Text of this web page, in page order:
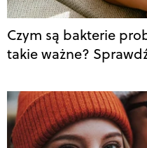
Czym są bakterie
takie ważne?